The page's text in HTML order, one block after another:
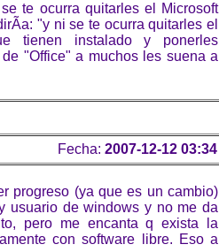
te ocurra quitarles el Microsoft
"y ni se te ocurra quitarles el
tienen instalado y ponerles
"Office" a muchos les suena a
Fecha: 2007-12-12 03:34
progreso (ya que es un cambio)
usuario de windows y no me da
pero me encanta q exista la
con software libre. Eso a